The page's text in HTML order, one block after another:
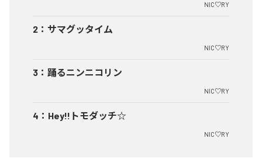
NIC♡RY
2 ： サマグッタイム
NIC♡RY
3 ： 踊るニンニコリン
NIC♡RY
4 ： Hey!!トモダッチ☆
NIC♡RY